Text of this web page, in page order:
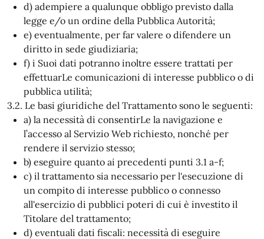
d) adempiere a qualunque obbligo previsto dalla
legge e/o un ordine della Pubblica Autorità;
e) eventualmente, per far valere o difendere un
diritto in sede giudiziaria;
f) i Suoi dati potranno inoltre essere trattati per
effettuarLe comunicazioni di interesse pubblico o di
pubblica utilità;
3.2. Le basi giuridiche del Trattamento sono le seguenti:
a) la necessità di consentirLe la navigazione e
l’accesso al Servizio Web richiesto, nonché per
rendere il servizio stesso;
b) eseguire quanto ai precedenti punti 3.1 a-f;
c) il trattamento sia necessario per l'esecuzione di
un compito di interesse pubblico o connesso
all'esercizio di pubblici poteri di cui è investito il
Titolare del trattamento;
d) eventuali dati fiscali: necessità di eseguire